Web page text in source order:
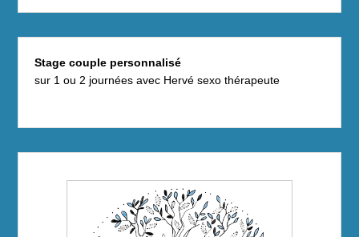
Stage couple personnalisé
sur 1 ou 2 journées avec Hervé sexo thérapeute